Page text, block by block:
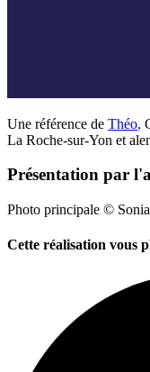
Une référence de Théo,
La Roche-sur-Yon et
Présentation par
Photo principale ©
Cette réalisation vous